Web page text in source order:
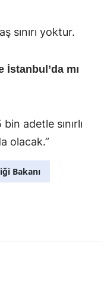
sınırı yoktur.
mı
adetle sınırlı
olacak.”
Bakanı